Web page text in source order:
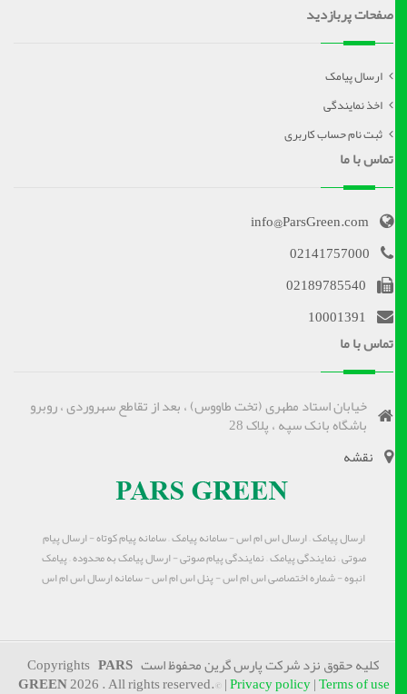
صفحات پربازدید
ارسال پیامک
اخذ نمایندگی
ثبت نام حساب کاربری
تماس با ما
info@ParsGreen.com
02141757000
02189785540
10001391
تماس با ما
خیابان استاد مطهری (تخت طاووس) ، بعد از تقاطع سهروردی ، روبرو
باشگاه بانک سپه ، پلاک 28
نقشه
ارسال پیامک – ارسال اس ام اس - سامانه پیامک – سامانه پیام کوتاه - ارسال پیام
صوتی – نمایندگی پیامک – نمایندگی پیام صوتی - ارسال پیامک به محدوده – پیامک
انبوه - شماره اختصاصی اس ام اس - پنل اس ام اس - سامانه ارسال اس ام اس
کلیه حقوق نزد شرکت پارس گرین محفوظ است CopyrightsPARS
GREEN2026 . All rights reserved.© |Privacy policy|Terms of use